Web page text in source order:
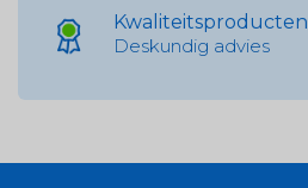
Kwaliteitsproducten
Deskundig advies